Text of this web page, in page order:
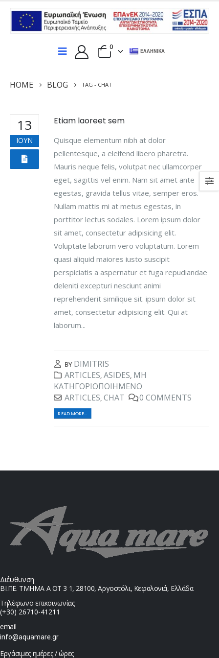
0
ΕΛΛΗΝΙΚΆ
HOME BLOG TAG - CHAT
13
ΙΟΎΝ
Etiam laoreet sem
Quisque elementum nibh at dolor
pellentesque, a eleifend libero pharetra.
Mauris neque felis, volutpat nec ullamcorper
eget, sagittis vel enim. Nam sit amet ante
egestas, gravida tellus vitae, semper eros.
Nullam mattis mi at metus egestas, in
porttitor lectus sodales. Lorem ipsum dolor
sit amet, consectetur adipisicing elit.
Voluptate laborum vero voluptatum. Lorem
quasi aliquid maiores iusto suscipit
perspiciatis a aspernatur et fuga repudiandae
deleniti excepturi nesciunt animi
reprehenderit similique sit. ipsum dolor sit
amet, consectetur adipisicing elit. Qui at
laborum...
BY DIMITRIS
ARTICLES, ASIDES, ΜΗ
ΚΑΤΗΓΟΡΙΟΠΟΙΗΜΈΝΟ
ARTICLES, CHAT 0 COMMENTS
READ MORE...
Διέυθυνση
ΒΙ.ΠΕ. ΤΜΗΜΑ Α ΟΤ 3 1, 28100, Αργοστόλι, Κεφαλονιά, Ελλάδα
Τηλέφωνο επικοινωνίας
(+30) 26710-41211
email
info@aquamare.gr
Εργάσιμες ημέρες / ώρες